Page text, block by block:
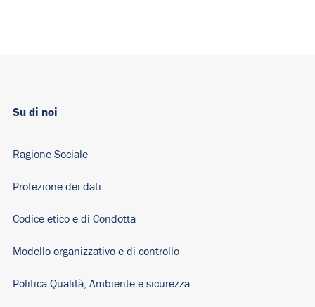
Su di noi
Ragione Sociale
Protezione dei dati
Codice etico e di Condotta
Modello organizzativo e di controllo
Politica Qualità, Ambiente e sicurezza